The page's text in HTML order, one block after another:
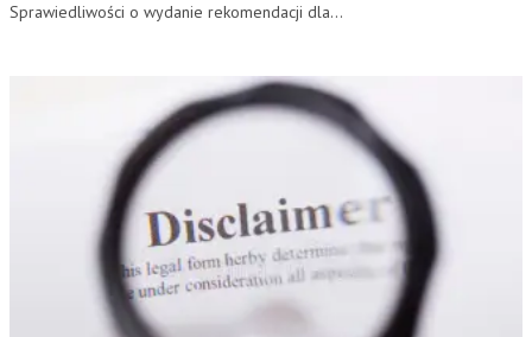
Sprawiedliwości o wydanie rekomendacji dla...